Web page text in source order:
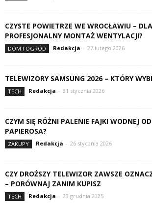
CZYSTE POWIETRZE WE WROCŁAWIU –
PROFESJONALNY MONTAŻ WENTYLACJI?
DOM I OGRÓD Redakcja - 27 lutego 2026
TELEWIZORY SAMSUNG 2026 – KTÓRY
TECH Redakcja - 31 stycznia 2026
CZYM SIĘ RÓŻNI PALENIE FAJKI WODNEJ
PAPIEROSA?
ZAKUPY Redakcja - 26 stycznia 2026
CZY DROŻSZY TELEWIZOR ZAWSZE
– PORÓWNAJ ZANIM KUPISZ
TECH Redakcja - 23 grudnia 2025